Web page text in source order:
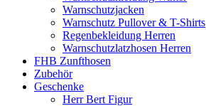
Warnschutzjacken
Warnschutz Pullover & T-Shirts
Regenbekleidung Herren
Warnschutzlatzhosen Herren
FHB Zunfthosen
Zubehör
Geschenke
Herr Bert Figur